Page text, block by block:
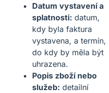
Datum vystavení a
splatnosti: datum,
kdy byla faktura
vystavena, a termín,
do kdy by měla být
uhrazena.
Popis zboží nebo
služeb: detailní